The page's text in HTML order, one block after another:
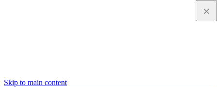
Skip to main content